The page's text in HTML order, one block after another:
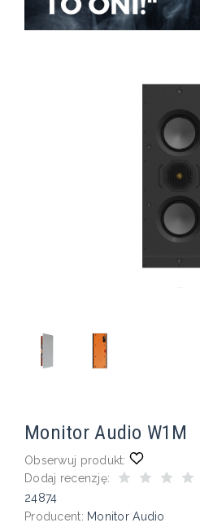
Monitor Audio W1M
Obserwuj produkt:
Dodaj recenzję:
24874
Producent: Monitor Audio